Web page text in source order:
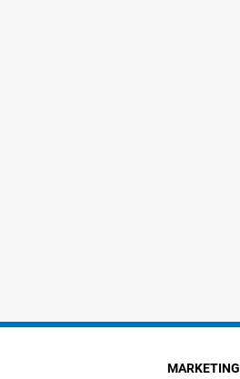
MARKETING